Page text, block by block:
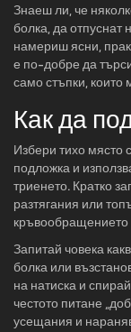
Знаеш ли, че
болка, да
намериш ясни,
е по-добре да
само стъпки,
Как да
Избери тихо място
подложка и
триенето. Кратко
разтягания или
Запитай човека
болка или
на натиска и
честото питане
усещания и